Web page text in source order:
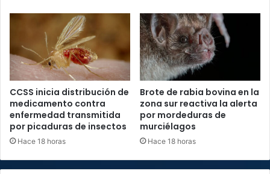
CCSS inicia distribución de
medicamento contra
enfermedad transmitida
por picaduras de insectos
Hace 18 horas
Brote de rabia bovina en la
zona sur reactiva la alerta
por mordeduras de
murciélagos
Hace 18 horas